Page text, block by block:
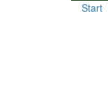
Start